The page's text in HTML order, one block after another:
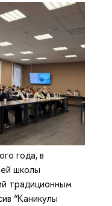
года, в
школы
традиционным
“Каникулы